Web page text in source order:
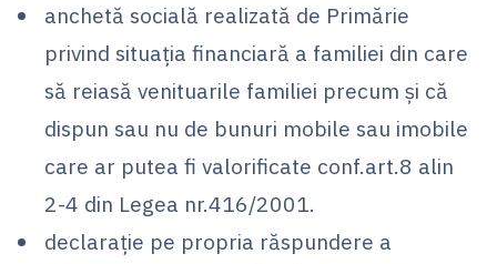
anchetă socială realizată de Primărie
privind situaţia financiară a familiei din care
să reiasă venituarile familiei precum şi că
dispun sau nu de bunuri mobile sau imobile
care ar putea fi valorificate conf.art.8 alin
2-4 din Legea nr.416/2001.
declaraţie pe propria răspundere a